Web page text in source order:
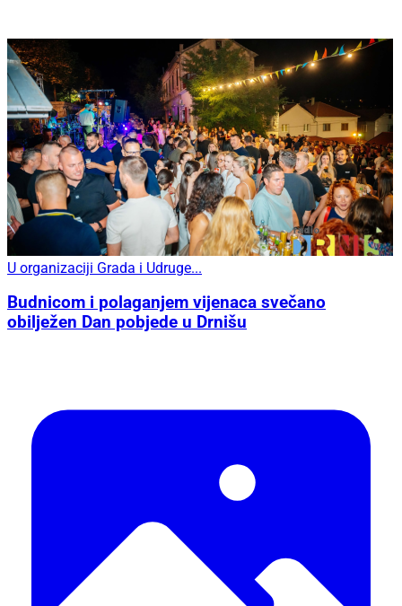
U organizaciji Grada i Udruge...
Budnicom i polaganjem vijenaca svečano
obilježen Dan pobjede u Drnišu